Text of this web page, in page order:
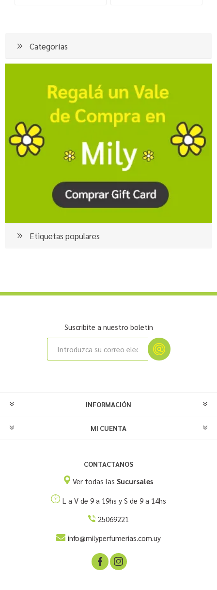
Categorías
Etiquetas populares
Suscribite a nuestro boletín
INFORMACIÓN
MI CUENTA
CONTACTANOS
Ver todas las Sucursales
L a V de 9 a 19hs y S de 9 a 14hs
25069221
info@milyperfumerias.com.uy